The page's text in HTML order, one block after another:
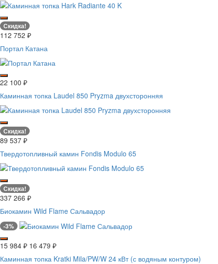
Скидка!
112 752 ₽
Портал Катана
22 100 ₽
Каминная топка Laudel 850 Pryzma двухсторонняя
Скидка!
89 537 ₽
Твердотопливный камин Fondis Modulo 65
Скидка!
337 266 ₽
Биокамин Wild Flame Сальвадор
-3%
15 984 ₽ 16 479 ₽
Каминная топка Kratki Mila/PW/W 24 кВт (с водяным контуром)